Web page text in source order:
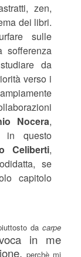
zen,
dei libri.
sulle
sofferenza
da
verso i
Nocera,
in questo
Celiberti,
se
capitolo
dacarpe
in me
perchè mi